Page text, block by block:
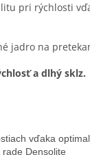
pri rýchlosti
jadro na
a dlhý sklz.
vďaka
Densolite